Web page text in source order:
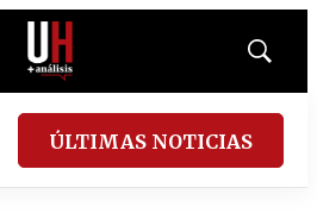
Mostrar
ÚLTIMAS NOTICIAS